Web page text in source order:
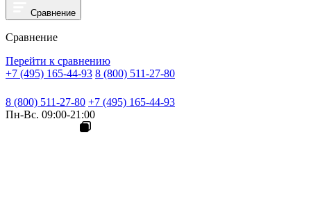
Сравнение
Сравнение
Перейти к сравнению
+7 (495) 165-44-93 8 (800) 511-27-80
8 (800) 511-27-80 +7 (495) 165-44-93
Пн-Вс. 09:00-21:00